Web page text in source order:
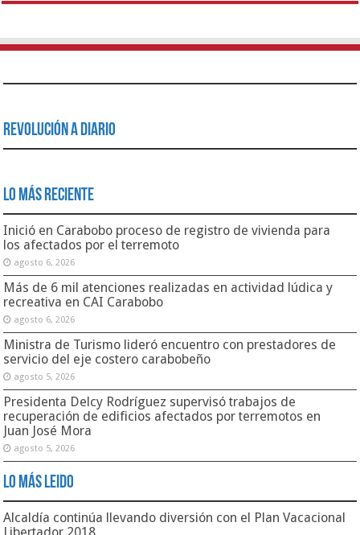
Revolución a Diario
Lo Más Reciente
Inició en Carabobo proceso de registro de vivienda para
los afectados por el terremoto
agosto 6, 2026
Más de 6 mil atenciones realizadas en actividad lúdica y
recreativa en CAI Carabobo
agosto 6, 2026
Ministra de Turismo lideró encuentro con prestadores de
servicio del eje costero carabobeño
agosto 5, 2026
Presidenta Delcy Rodríguez supervisó trabajos de
recuperación de edificios afectados por terremotos en
Juan José Mora
agosto 5, 2026
Lo Más Leido
Alcaldía continúa llevando diversión con el Plan Vacacional